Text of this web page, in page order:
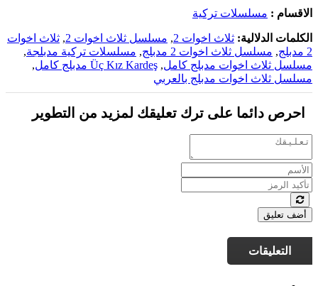
الاقسام : مسلسلات تركية
الكلمات الدلالية: ثلاث اخوات 2 , مسلسل ثلاث اخوات 2 , ثلاث اخوات
2 مدبلج
, مسلسل ثلاث اخوات 2 مدبلج , مسلسلات تركية مدبلجة,
مسلسل ثلاث اخوات مدبلج كامل, Üç Kız Kardeş مدبلج كامل
,
مسلسل ثلاث اخوات مدبلج بالعربي
احرص دائما على ترك تعليقك لمزيد من التطوير
أضف تعليق
التعليقات